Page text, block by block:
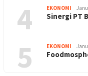
4 EKONOMI
Sinergi PT
5 EKONOMI